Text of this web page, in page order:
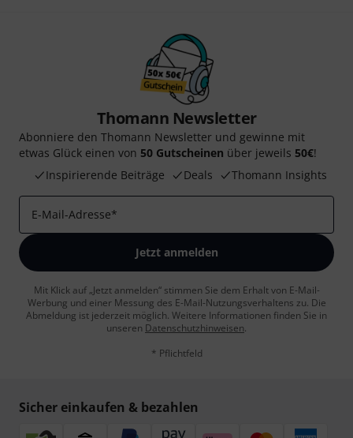
Thomann Newsletter
Abonniere den Thomann Newsletter und gewinne mit
etwas Glück einen von 50 Gutscheinen über jeweils 50€!
Inspirierende Beiträge
Deals Thomann Insights
E-Mail-Adresse*
Jetzt anmelden
Mit Klick auf „Jetzt anmelden“ stimmen Sie dem Erhalt von E-Mail-
Werbung und einer Messung des E-Mail-Nutzungsverhaltens zu. Die
Abmeldung ist jederzeit möglich. Weitere Informationen finden Sie in
unseren Datenschutzhinweisen.
* Pflichtfeld
Sicher einkaufen & bezahlen